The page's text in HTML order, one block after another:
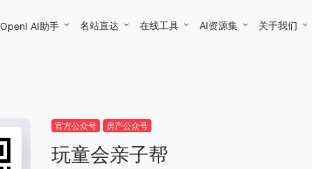
OpenI AI助手 名站直达 在线工具 AI资源集 关于我们
官方公众号 房产公众号
玩童会亲子帮